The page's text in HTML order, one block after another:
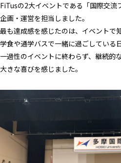
FiTusの2大イベントである「国際交流
企画・運営を担当しました。
最も達成感を感じたのは、イベントで
学食や通学バスで一緒に過ごしている
一過性のイベントに終わらず、継続的
大きな喜びを感じました。